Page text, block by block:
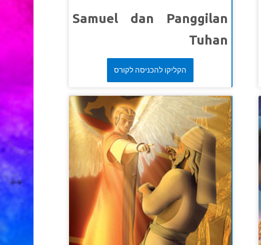
Samuel dan Panggilan
Tuhan
Ketika Chris bermimpi tentang anak laki-laki yang
masuk ke rumahnya, Joymenganggapnya sebuah
Chris ragu-ragu, apakah dia terlalu kecil untuk
membuat perbedaan? Superbook membawa Chris,
Joy dan Gizmo untuk bertemu dengan
nabiSamuel. Saksikan bagaimana ia menjawab
panggilan Tuhan saat masih kecil, lalu tumbuh
menjadipemimpin Israel. Anak-anak dapat
mengetahui bahwa mereka tidak pernah terlalu
kecil untukmelayani Tuhan!
הקליקו להכניסה לקורס